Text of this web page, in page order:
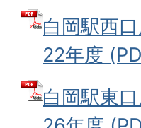
白岡駅西
22年度
白岡駅東